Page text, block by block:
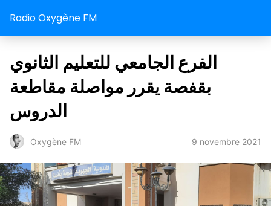
Radio Oxygène FM
الفرع الجامعي للتعليم الثانوي
بقفصة يقرر مواصلة مقاطعة
الدروس
Oxygène FM 9 novembre 2021